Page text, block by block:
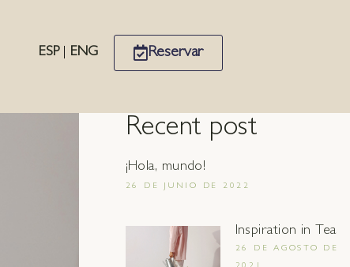
ESP| ENG Reservar
Recent post
¡Hola, mundo!
26 DE JUNIO DE 2022
Inspiration in Tea
26 DE AGOSTO DE